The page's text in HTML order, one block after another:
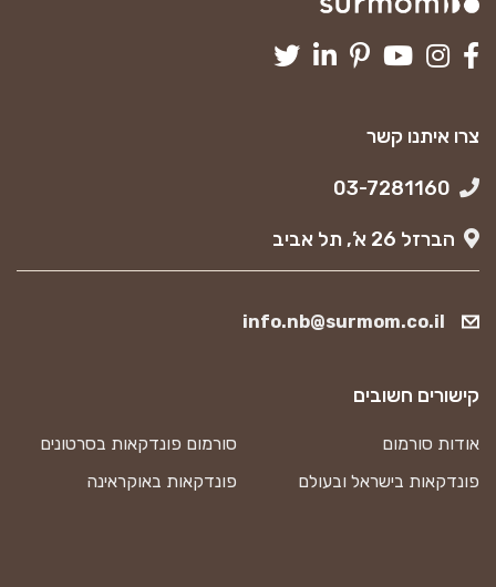
צרו איתנו קשר
הברזל 26 א’, תל אביב
info.nb@surmom.co.il
קישורים חשובים
אודות סורמום
סורמום פונדקאות בסרטונים
פונדקאות בישראל ובעולם
פונדקאות באוקראינה